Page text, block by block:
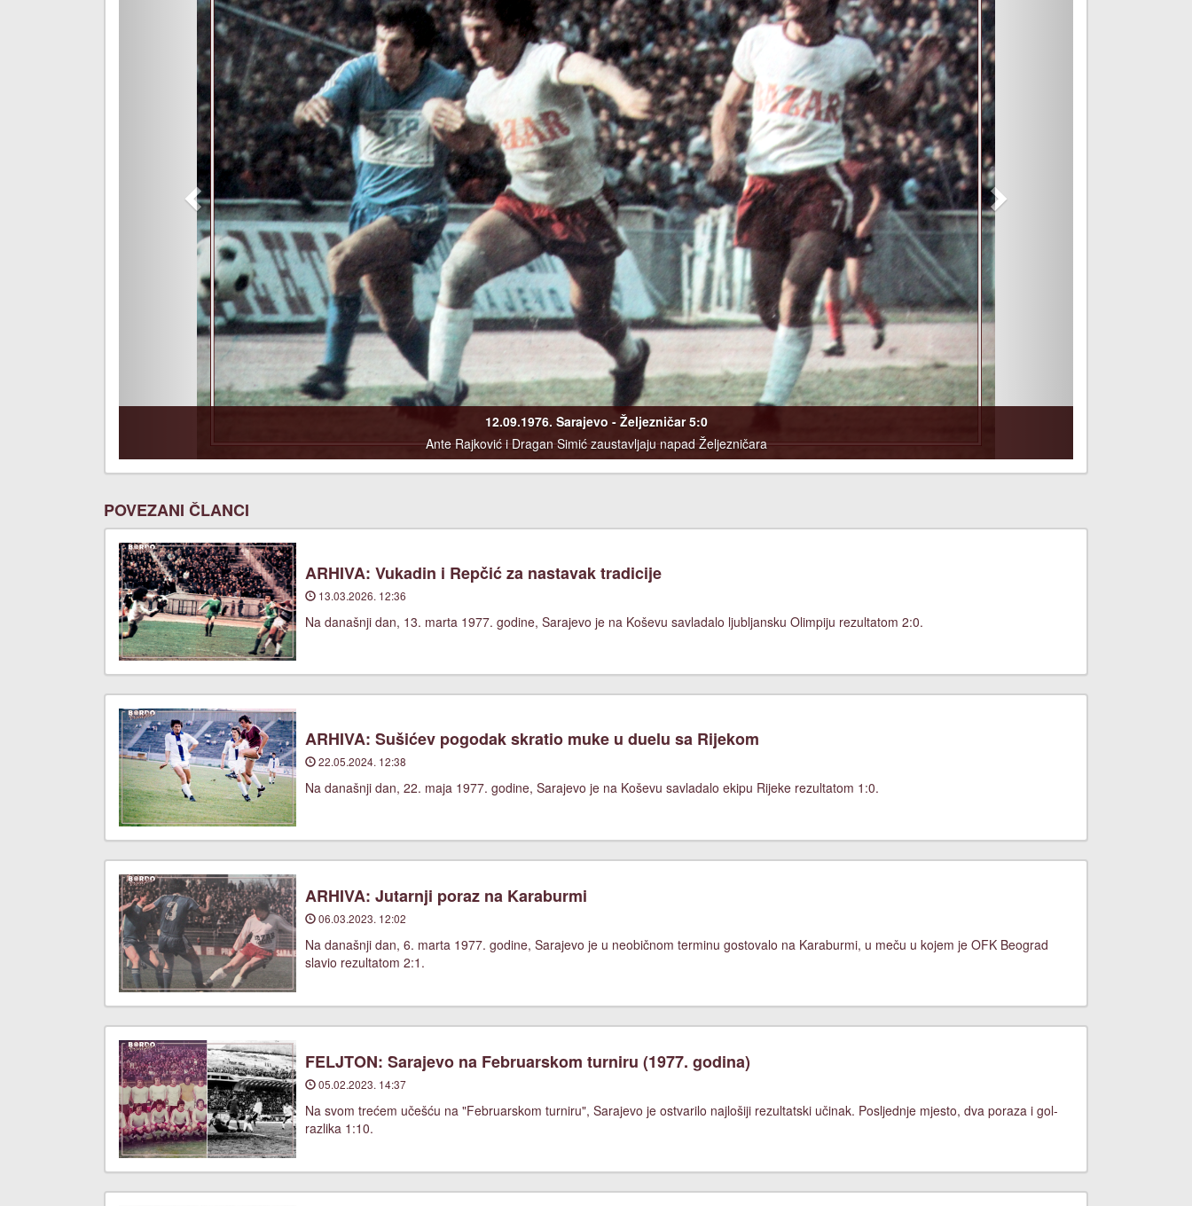
12.09.1976. Sarajevo - Željezničar 5:0
Ante Rajković i Dragan Simić zaustavljaju napad Željezničara
POVEZANI ČLANCI
ARHIVA: Vukadin i Repčić za nastavak tradicije
13.03.2026. 12:36
Na današnji dan, 13. marta 1977. godine, Sarajevo je na Koševu savladalo ljubljansku Olimpiju rezultatom 2:0.
ARHIVA: Sušićev pogodak skratio muke u duelu sa Rijekom
22.05.2024. 12:38
Na današnji dan, 22. maja 1977. godine, Sarajevo je na Koševu savladalo ekipu Rijeke rezultatom 1:0.
ARHIVA: Jutarnji poraz na Karaburmi
06.03.2023. 12:02
Na današnji dan, 6. marta 1977. godine, Sarajevo je u neobičnom terminu gostovalo na Karaburmi, u meču u kojem je OFK Beograd
slavio rezultatom 2:1.
FELJTON: Sarajevo na Februarskom turniru (1977. godina)
05.02.2023. 14:37
Na svom trećem učešću na "Februarskom turniru", Sarajevo je ostvarilo najlošiji rezultatski učinak. Posljednje mjesto, dva poraza i gol-
razlika 1:10.